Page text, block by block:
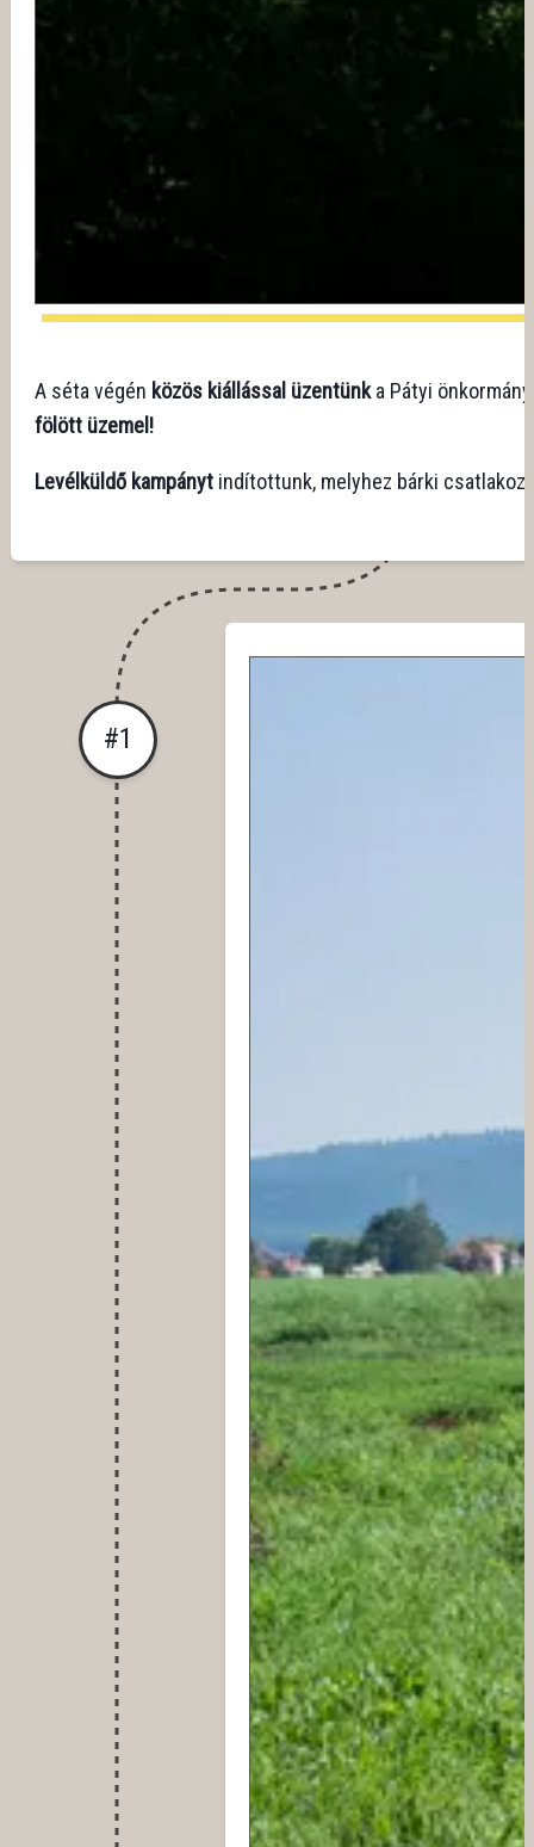
A séta végén közös kiállással üzentünka Pátyi
fölött üzemel!
Levélküldő kampányt indítottunk, melyhez bárki
#1